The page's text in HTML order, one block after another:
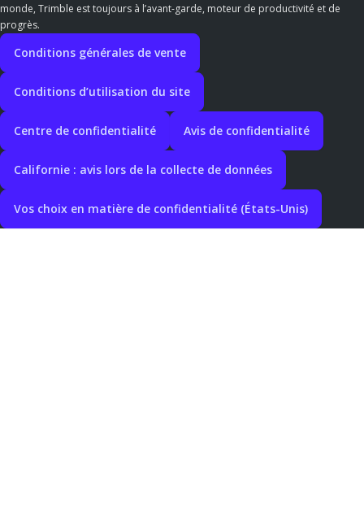
monde, Trimble est toujours à l’avant-garde, moteur de productivité et de
progrès.
Conditions générales de vente
Conditions d’utilisation du site
Centre de confidentialité Avis de confidentialité
Californie : avis lors de la collecte de données
Vos choix en matière de confidentialité (États-Unis)